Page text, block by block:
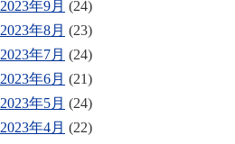
2023年9月 (24)
2023年8月 (23)
2023年7月 (24)
2023年6月 (21)
2023年5月 (24)
2023年4月 (22)